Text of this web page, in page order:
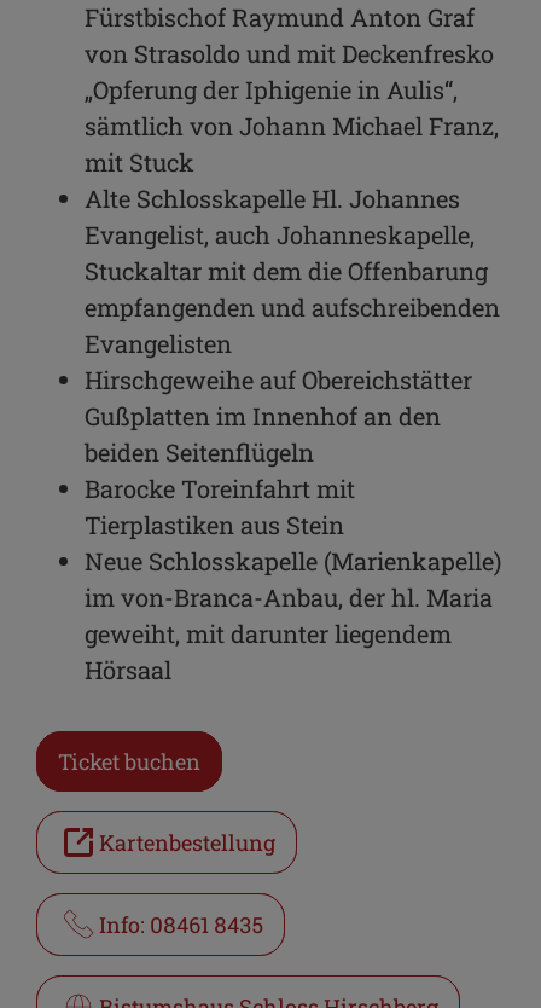
Fürstbischof Raymund Anton Graf
von Strasoldo und mit Deckenfresko
„Opferung der Iphigenie in Aulis“,
sämtlich von Johann Michael Franz,
mit Stuck
Alte Schlosskapelle Hl. Johannes
Evangelist, auch Johanneskapelle,
Stuckaltar mit dem die Offenbarung
empfangenden und aufschreibenden
Evangelisten
Hirschgeweihe auf Obereichstätter
Gußplatten im Innenhof an den
beiden Seitenflügeln
Barocke Toreinfahrt mit
Tierplastiken aus Stein
Neue Schlosskapelle (Marienkapelle)
im von-Branca-Anbau, der hl. Maria
geweiht, mit darunter liegendem
Hörsaal
Ticket buchen
Kartenbestellung
Info: 08461 8435